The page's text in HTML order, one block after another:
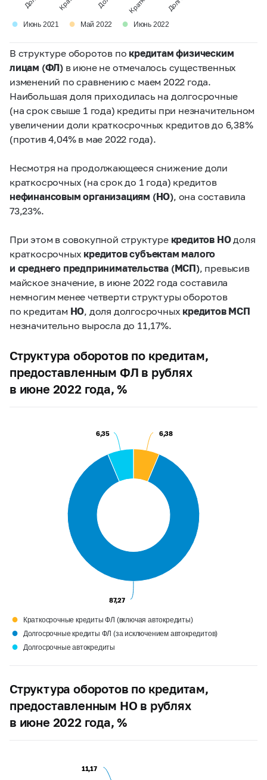
● Июнь 2021 ● Май 2022 ● Июнь 2022
В структуре оборотов по кредитам физическим
лицам (ФЛ) в июне не отмечалось существенных
изменений по сравнению с маем 2022 года.
Наибольшая доля приходилась на долгосрочные
(на срок свыше 1 года) кредиты при незначительном
увеличении доли краткосрочных кредитов до 6,38%
(против 4,04% в мае 2022 года).
Несмотря на продолжающееся снижение доли
краткосрочных (на срок до 1 года) кредитов
нефинансовым организациям (НО), она составила
73,23%.
При этом в совокупной структуре кредитов НОдоля
краткосрочных кредитов субъектам малого
и среднего предпринимательства (МСП), превысив
майское значение, в июне 2022 года составила
немногим менее четверти структуры оборотов
по кредитам НО, доля долгосрочных кредитов МСП
незначительно выросла до 11,17%.
Структура оборотов по кредитам,
предоставленным ФЛ в рублях
в июне 2022 года, %
6,38
6,38
87,27
87,27
6,35
6,35
● Краткосрочные кредиты ФЛ (включая автокредиты)
● Долгосрочные кредиты ФЛ (за исключением автокредитов)
● Долгосрочные автокредиты
Структура оборотов по кредитам,
предоставленным НО в рублях
в июне 2022 года, %
11,17
11,17